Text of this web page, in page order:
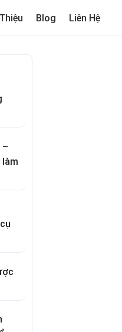
Blog Liên Hệ
–
làm